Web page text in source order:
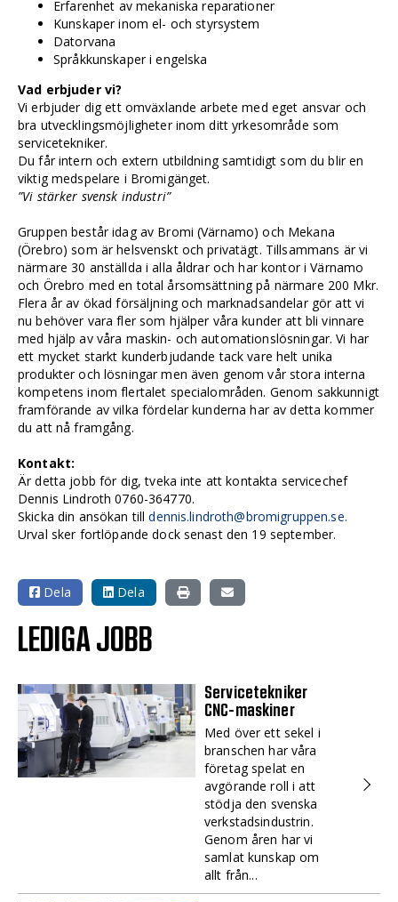
Erfarenhet av mekaniska reparationer
Kunskaper inom el- och styrsystem
Datorvana
Språkkunskaper i engelska
Vad erbjuder vi?
Vi erbjuder dig ett omväxlande arbete med eget ansvar och
bra utvecklingsmöjligheter inom ditt yrkesområde som
servicetekniker.
Du får intern och extern utbildning samtidigt som du blir en
viktig medspelare i Bromigänget.
”Vi stärker svensk industri”
Gruppen består idag av Bromi (Värnamo) och Mekana
(Örebro) som är helsvenskt och privatägt. Tillsammans är vi
närmare 30 anställda i alla åldrar och har kontor i Värnamo
och Örebro med en total årsomsättning på närmare 200 Mkr.
Flera år av ökad försäljning och marknadsandelar gör att vi
nu behöver vara fler som hjälper våra kunder att bli vinnare
med hjälp av våra maskin- och automationslösningar. Vi har
ett mycket starkt kunderbjudande tack vare helt unika
produkter och lösningar men även genom vår stora interna
kompetens inom flertalet specialområden. Genom sakkunnigt
framförande av vilka fördelar kunderna har av detta kommer
du att nå framgång.
Kontakt:
Är detta jobb för dig, tveka inte att kontakta servicechef
Dennis Lindroth 0760-364770.
Skicka din ansökan tilldennis.lindroth@bromigruppen.se.
Urval sker fortlöpande dock senast den 19 september.
Dela Dela
LEDIGA JOBB
Servicetekniker
CNC-maskiner
Med över ett sekel i
branschen har våra
företag spelat en
avgörande roll i att
stödja den svenska
verkstadsindustrin.
Genom åren har vi
samlat kunskap om
allt från...